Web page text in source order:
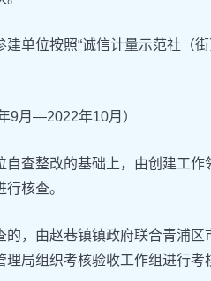
单位按照“诚信计量示范社（
9月—2022年10月）
自查整改的基础上，由创建工
核查。
的，由赵巷镇镇政府联合青浦
局组织考核验收工作组进行考